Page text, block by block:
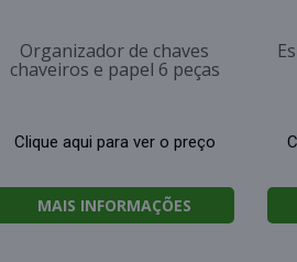
Organizador de chaves
chaveiros e papel 6 peças
Clique aqui para ver o preço
MAIS INFORMAÇÕES